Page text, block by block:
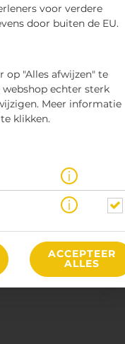
voor verdere
door buiten de EU.
op "Alles afwijzen" te
echter sterk
Meer informatie
klikken.
ACCEPTEER
ALLES
afwijken.